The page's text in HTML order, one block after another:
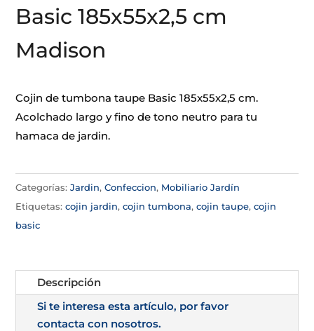
Basic 185x55x2,5 cm
Madison
Cojin de tumbona taupe Basic 185x55x2,5 cm.
Acolchado largo y fino de tono neutro para tu
hamaca de jardin.
Categorías:Jardin,Confeccion, Mobiliario Jardín
Etiquetas:cojin jardin,cojin tumbona,cojin taupe,cojin
basic
Descripción
Si te interesa esta artículo, por favor
contacta con nosotros.